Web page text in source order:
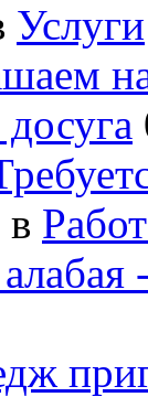
Услуги
в